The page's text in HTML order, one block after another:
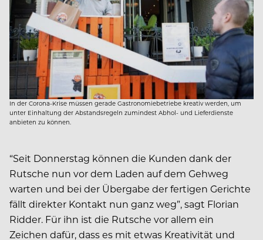
In der Corona-Krise müssen gerade Gastronomiebetriebe kreativ werden, um
unter Einhaltung der Abstandsregeln zumindest Abhol- und Lieferdienste
anbieten zu können.
“Seit Donnerstag können die Kunden dank der
Rutsche nun vor dem Laden auf dem Gehweg
warten und bei der Übergabe der fertigen Gerichte
fällt direkter Kontakt nun ganz weg”, sagt Florian
Ridder. Für ihn ist die Rutsche vor allem ein
Zeichen dafür, dass es mit etwas Kreativität und